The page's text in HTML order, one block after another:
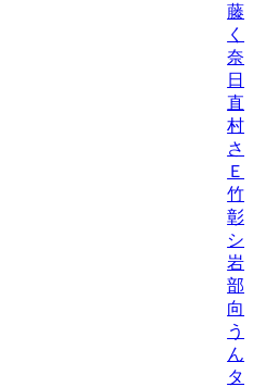
藤
く
奈
日
直
村
さ
Ｅ
竹
彰/
シ
岩
部
向
う
ん
タ